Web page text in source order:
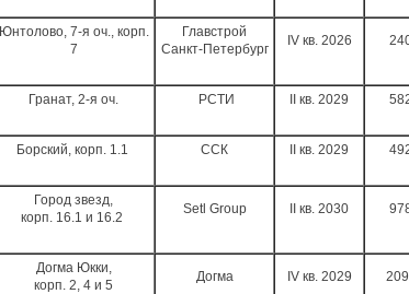
Юнтолово, 7-я оч., корп.
7
Главстрой
Санкт-Петербург
IV кв. 2026
Гранат, 2-я оч. РСТИ II кв. 2029
Борский, корп. 1.1 ССК II кв. 2029
Город звезд,
корп. 16.1 и 16.2
Setl Group II кв. 2030
Догма Юкки,
корп. 2, 4 и 5
Догма IV кв. 2029